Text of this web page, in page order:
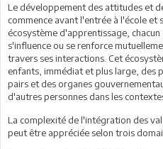
Le développement des attitudes et
commence avant l'entrée à l'école et
écosystème d'apprentissage,
s'influence ou se renforce
travers ses interactions. Cet
enfants, immédiat et plus large, des
pairs et des organes
d'autres personnes dans les
La complexité de l'intégration des
peut être appréciée selon trois